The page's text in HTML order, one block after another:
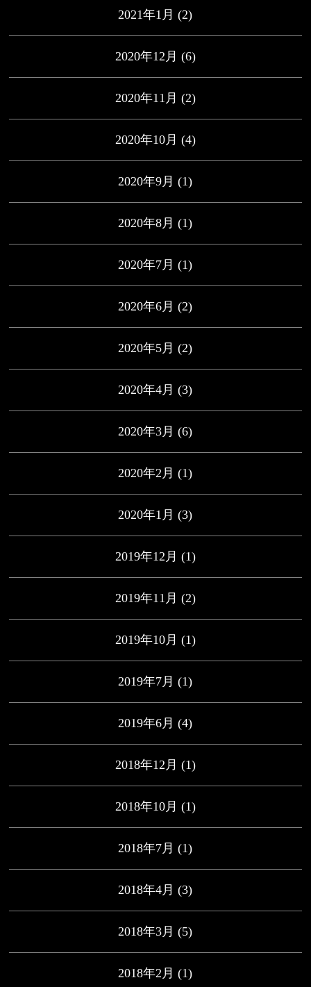
2021年1月 (2)
2020年12月 (6)
2020年11月 (2)
2020年10月 (4)
2020年9月 (1)
2020年8月 (1)
2020年7月 (1)
2020年6月 (2)
2020年5月 (2)
2020年4月 (3)
2020年3月 (6)
2020年2月 (1)
2020年1月 (3)
2019年12月 (1)
2019年11月 (2)
2019年10月 (1)
2019年7月 (1)
2019年6月 (4)
2018年12月 (1)
2018年10月 (1)
2018年7月 (1)
2018年4月 (3)
2018年3月 (5)
2018年2月 (1)